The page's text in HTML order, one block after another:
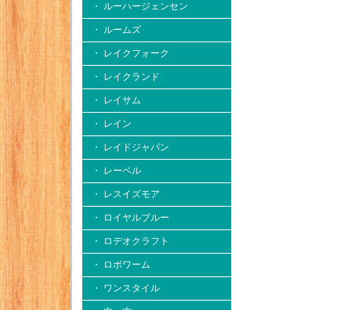
・ ルーハージェンセン
・ ルームズ
・ レイクフォーク
・ レイクランド
・ レイサム
・ レイン
・ レイドジャパン
・ レーベル
・ レスイズモア
・ ロイヤルブルー
・ ロデオクラフト
・ ロボワーム
・ ワンスタイル